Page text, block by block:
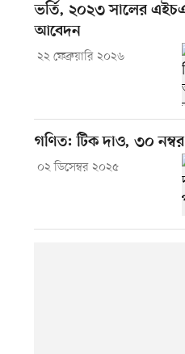
ভর্তি, ২০২৩ সালের
আবেদন
২২ ফেব্রুয়ারি ২০২৬
গণিত: টিক দাও, ৩০
০২ ডিসেম্বর ২০২৫